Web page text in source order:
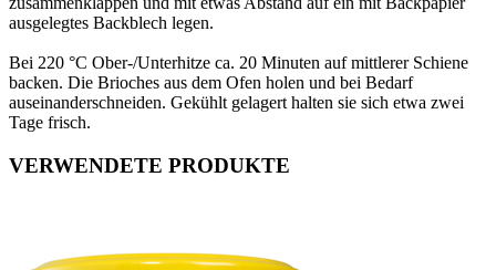
ausgelegtes Backblech legen.
Bei 220 °C Ober-/Unterhitze ca. 20 Minuten auf mittlerer Schiene
backen. Die Brioches aus dem Ofen holen und bei Bedarf
auseinanderschneiden. Gekühlt gelagert halten sie sich etwa zwei
Tage frisch.
VERWENDETE PRODUKTE